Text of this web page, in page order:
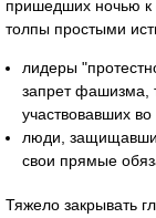
пришедших ночью к
толпы простыми
лидеры
запрет фашизма,
участвовавших
люди,
свои прямые
Тяжело закрывать